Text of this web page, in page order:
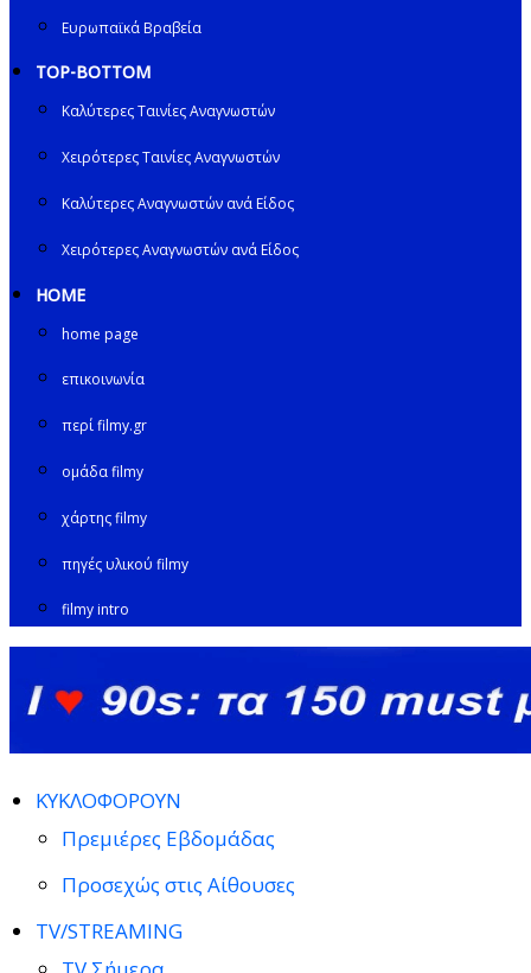
Ευρωπαϊκά Βραβεία
TOP-BOTTOM
Καλύτερες Ταινίες Αναγνωστών
Χειρότερες Ταινίες Αναγνωστών
Καλύτερες Αναγνωστών ανά Είδος
Χειρότερες Αναγνωστών ανά Είδος
HOME
home page
επικοινωνία
περί filmy.gr
ομάδα filmy
χάρτης filmy
πηγές υλικού filmy
filmy intro
ΚΥΚΛΟΦΟΡΟΥΝ
Πρεμιέρες Εβδομάδας
Προσεχώς στις Αίθουσες
TV/STREAMING